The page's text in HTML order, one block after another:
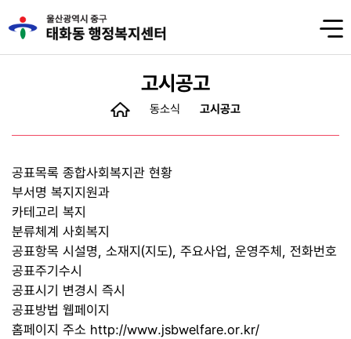
고시공고
동소식 고시공고
공표목록 종합사회복지관 현황
부서명 복지지원과
카테고리 복지
분류체계 사회복지
공표항목 시설명, 소재지(지도), 주요사업, 운영주체, 전화번호
공표주기수시
공표시기 변경시 즉시
공표방법 웹페이지
홈페이지 주소 http://www.jsbwelfare.or.kr/